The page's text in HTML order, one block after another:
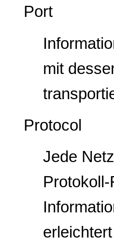
Port
mit
Protocol
Jede